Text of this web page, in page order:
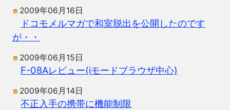
2009年06月16日
ドコモメルマガで和室脱出を公開したのです
が・・
2009年06月15日
F-08Aレビュー(iモードブラウザ中心)
2009年06月14日
不正入手の携帯に機能制限